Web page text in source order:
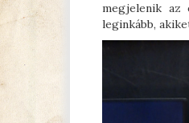
megjelenik az
leginkább,